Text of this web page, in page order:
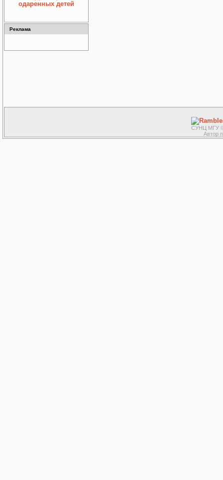
одаренных детей
Реклама
СУНЦ МГУ ©
Автор